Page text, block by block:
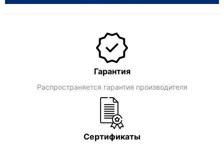
Гарантия
Распространяется гарантия производителя
Сертификаты